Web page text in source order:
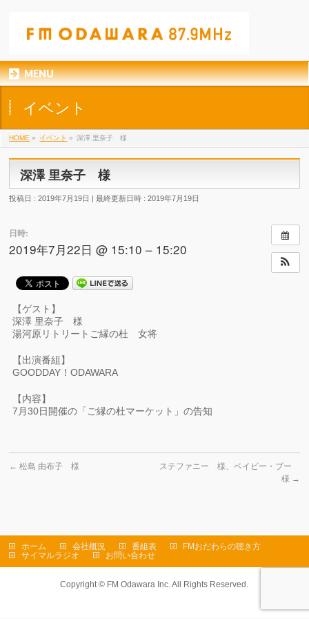
MENU
イベント
HOME » イベント » 深澤 里奈子 様
深澤 里奈子 様
投稿日 : 2019年7月19日 最終更新日時 : 2019年7月19日
日時:
2019年7月22日 @ 15:10 – 15:20
【ゲスト】
深澤 里奈子 様
湯河原リトリートご縁の杜 女将
【出演番組】
GOODDAY！ODAWARA
【内容】
7月30日開催の「ご縁の杜マーケット」の告知
← 松島 由布子 様
ステファニー 様、ベイビー・ブー
様 →
ホーム 会社概況 番組表
FMおだわらの聴き方
サイマルラジオ
お問い合わせ
Copyright © FM Odawara Inc. All Rights Reserved.